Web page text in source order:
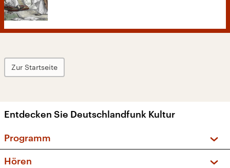
Zur Startseite
Entdecken Sie Deutschlandfunk Kultur
Programm
Hören